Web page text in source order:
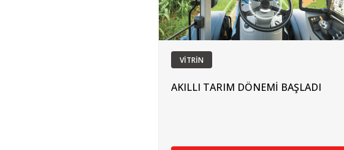
VİTRİN
AKILLI TARIM DÖNEMİ BAŞLADI